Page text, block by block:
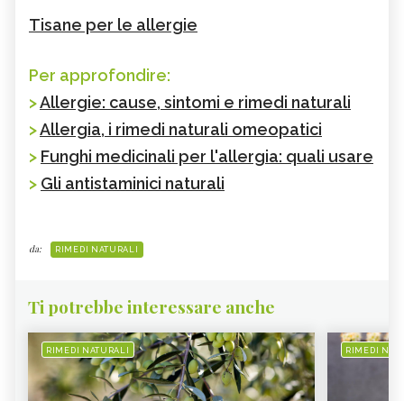
Tisane per le allergie
Per approfondire:
>Allergie: cause, sintomi e rimedi naturali
>Allergia, i rimedi naturali omeopatici
> Funghi medicinali per l'allergia: quali usare
> Gli antistaminici naturali
da: RIMEDI NATURALI
Ti potrebbe interessare anche
RIMEDI NATURALI RIMEDI